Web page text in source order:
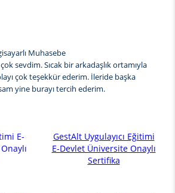
Muhasebe
sevdim. Sıcak bir arkadaşlık ortamıyla
çok teşekkür ederim. İleride başka
yine burayı tercih ederim.
E-
GestAlt Uygulayıcı Eğitimi
E-Devlet Üniversite Onaylı
Sertifika